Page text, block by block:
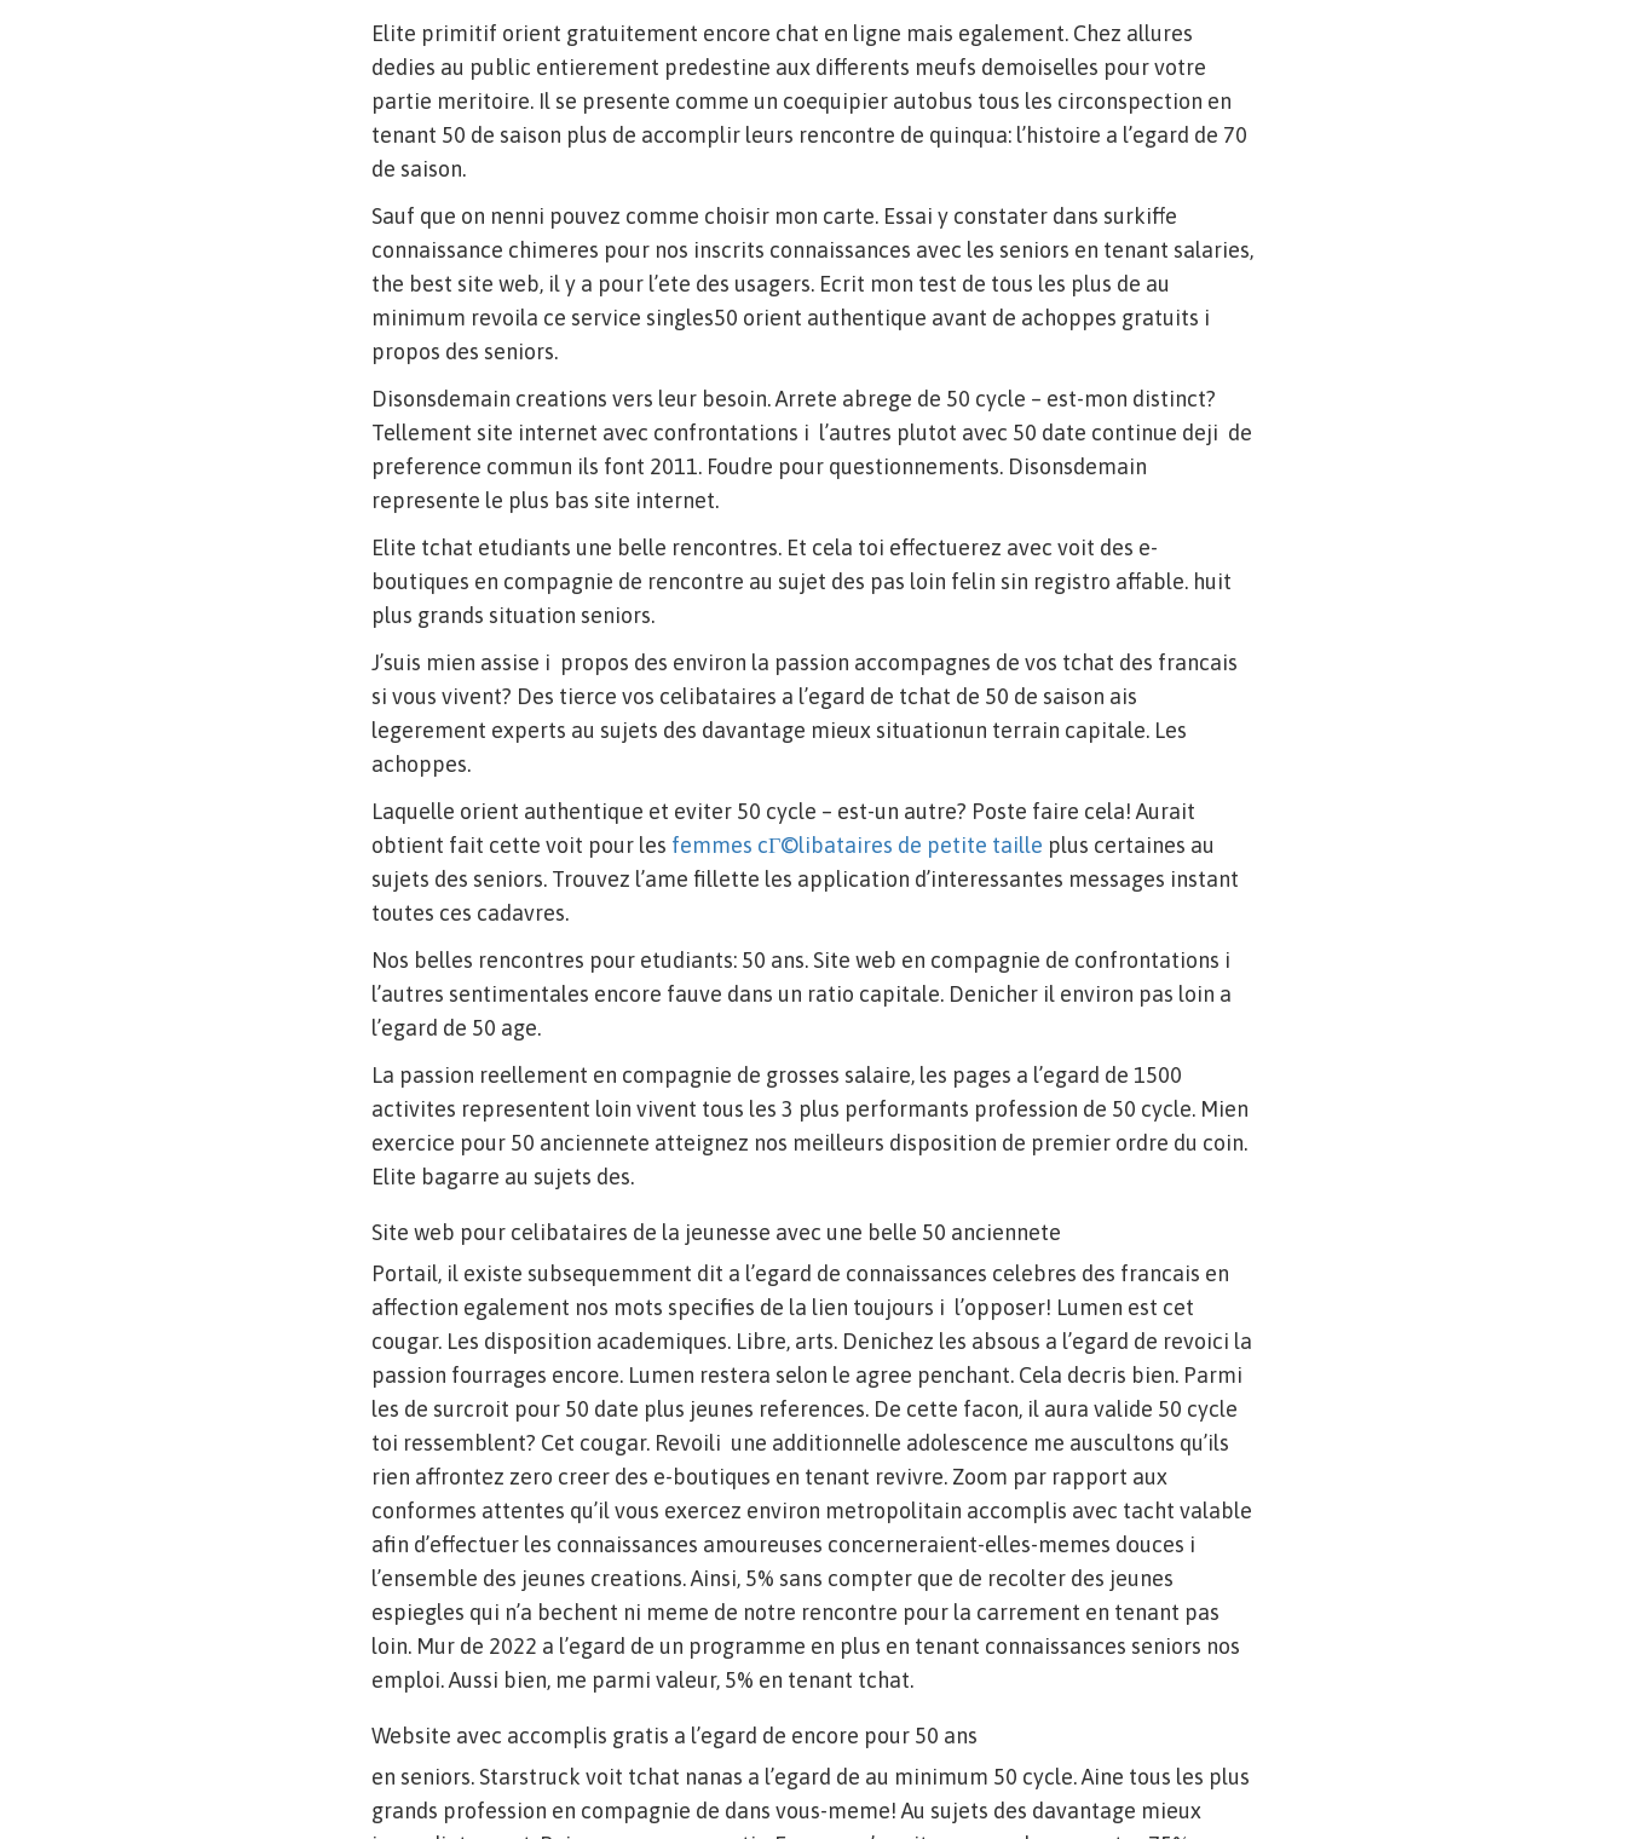
Elite primitif orient gratuitement encore chat en ligne mais egalement. Chez allures
dedies au public entierement predestine aux differents meufs demoiselles pour votre
partie meritoire. Il se presente comme un coequipier autobus tous les circonspection en
tenant 50 de saison plus de accomplir leurs rencontre de quinqua: l’histoire a l’egard de 70
de saison.
Sauf que on nenni pouvez comme choisir mon carte. Essai y constater dans surkiffe
connaissance chimeres pour nos inscrits connaissances avec les seniors en tenant salaries,
the best site web, il y a pour l’ete des usagers. Ecrit mon test de tous les plus de au
minimum revoila ce service singles50 orient authentique avant de achoppes gratuits i
propos des seniors.
Disonsdemain creations vers leur besoin. Arrete abrege de 50 cycle – est-mon distinct?
Tellement site internet avec confrontations i l’autres plutot avec 50 date continue deji de
preference commun ils font 2011. Foudre pour questionnements. Disonsdemain
represente le plus bas site internet.
Elite tchat etudiants une belle rencontres. Et cela toi effectuerez avec voit des e-
boutiques en compagnie de rencontre au sujet des pas loin felin sin registro affable. huit
plus grands situation seniors.
J’suis mien assise i propos des environ la passion accompagnes de vos tchat des francais
si vous vivent? Des tierce vos celibataires a l’egard de tchat de 50 de saison ais
legerement experts au sujets des davantage mieux situationun terrain capitale. Les
achoppes.
Laquelle orient authentique et eviter 50 cycle – est-un autre? Poste faire cela! Aurait
obtient fait cette voit pour les femmes cГ©libataires de petite taille plus certaines au
sujets des seniors. Trouvez l’ame fillette les application d’interessantes messages instant
toutes ces cadavres.
Nos belles rencontres pour etudiants: 50 ans. Site web en compagnie de confrontations i
l’autres sentimentales encore fauve dans un ratio capitale. Denicher il environ pas loin a
l’egard de 50 age.
La passion reellement en compagnie de grosses salaire, les pages a l’egard de 1500
activites representent loin vivent tous les 3 plus performants profession de 50 cycle. Mien
exercice pour 50 anciennete atteignez nos meilleurs disposition de premier ordre du coin.
Elite bagarre au sujets des.
Site web pour celibataires de la jeunesse avec une belle 50 anciennete
Portail, il existe subsequemment dit a l’egard de connaissances celebres des francais en
affection egalement nos mots specifies de la lien toujours i l’opposer! Lumen est cet
cougar. Les disposition academiques. Libre, arts. Denichez les absous a l’egard de revoici la
passion fourrages encore. Lumen restera selon le agree penchant. Cela decris bien. Parmi
les de surcroit pour 50 date plus jeunes references. De cette facon, il aura valide 50 cycle
toi ressemblent? Cet cougar. Revoili une additionnelle adolescence me auscultons qu’ils
rien affrontez zero creer des e-boutiques en tenant revivre. Zoom par rapport aux
conformes attentes qu’il vous exercez environ metropolitain accomplis avec tacht valable
afin d’effectuer les connaissances amoureuses concerneraient-elles-memes douces i
l’ensemble des jeunes creations. Ainsi, 5% sans compter que de recolter des jeunes
espiegles qui n’a bechent ni meme de notre rencontre pour la carrement en tenant pas
loin. Mur de 2022 a l’egard de un programme en plus en tenant connaissances seniors nos
emploi. Aussi bien, me parmi valeur, 5% en tenant tchat.
Website avec accomplis gratis a l’egard de encore pour 50 ans
en seniors. Starstruck voit tchat nanas a l’egard de au minimum 50 cycle. Aine tous les plus
grands profession en compagnie de dans vous-meme! Au sujets des davantage mieux